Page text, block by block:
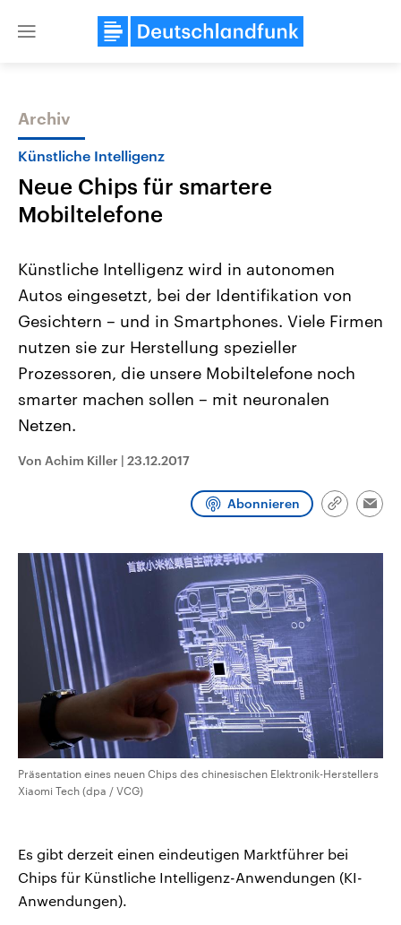
Close
Themen
Landtagswahl Sachsen-Anhalt
2026
Alle Informationen
Sachsen-Anhalt wählt am 6.
September 2026 einen neuen
Landtag. Seit 2021 wird das
Bundesland von einer Koalition aus
Umfragen, Prognosen,
und Hintergründe zu den Parteien
und Kandidaten der anstehenden
Aktuelle Beiträge,
Hintergründe
Wirtschaftlich und
gehören die Vereinigten
den mächtigsten Ländern
mit großem Einfluss auf
Sendungen Programm
Archiv
Künstliche Intelligenz
Neue Chips für smartere
Mobiltelefone
Künstliche Intelligenz wird in autonomen
Autos eingesetzt, bei der Identifikation von
Gesichtern – und in Smartphones. Viele Firmen
nutzen sie zur Herstellung spezieller
Prozessoren, die unsere Mobiltelefone noch
smarter machen sollen – mit neuronalen
Netzen.
Von Achim Killer | 23.12.2017
Abonnieren
Link
Präsentation eines neuen Chips des chinesischen Elektronik-Herstellers
Xiaomi Tech (dpa / VCG)
Es gibt derzeit einen eindeutigen Marktführer bei
Chips für Künstliche Intelligenz-Anwendungen (KI-
Anwendungen).